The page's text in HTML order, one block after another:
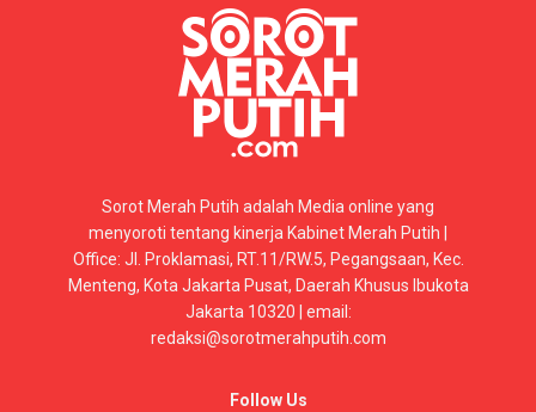
Sorot Merah Putih adalah Media online yang
menyoroti tentang kinerja Kabinet Merah Putih |
Office: Jl. Proklamasi, RT.11/RW.5, Pegangsaan, Kec.
Menteng, Kota Jakarta Pusat, Daerah Khusus Ibukota
Jakarta 10320 | email:
redaksi@sorotmerahputih.com
Follow Us